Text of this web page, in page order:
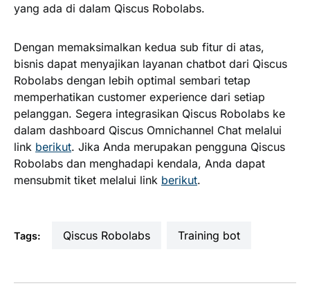
yang ada di dalam Qiscus Robolabs.
Dengan memaksimalkan kedua sub fitur di atas,
bisnis dapat menyajikan layanan chatbot dari Qiscus
Robolabs dengan lebih optimal sembari tetap
memperhatikan customer experience dari setiap
pelanggan. Segera integrasikan Qiscus Robolabs ke
dalam dashboard Qiscus Omnichannel Chat melalui
link berikut. Jika Anda merupakan pengguna Qiscus
Robolabs dan menghadapi kendala, Anda dapat
mensubmit tiket melalui link berikut.
Tags: Qiscus Robolabs training bot